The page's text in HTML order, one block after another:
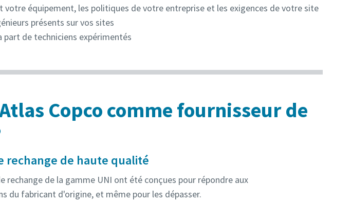
votre équipement, les politiques de votre entreprise et les exigences de votre site
présents sur vos sites
part de techniciens expérimentés
Copco comme fournisseur de
rechange de haute qualité
rechange de la gamme UNI ont été conçues pour répondre aux
du fabricant d'origine, et même pour les dépasser.